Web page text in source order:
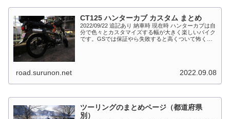
CT125 ハンターカブ カスタム まとめ
2022/09/22 追記あり 納車時 現在時 ハンターカブは自
分で色々とカスタマイズする幅が大きく楽しいバイク
です。GSでは保証やら失敗すると高くついて怖くて
road.surunon.net 2022.09.08
ツーリングのまとめページ（都道府県
別）